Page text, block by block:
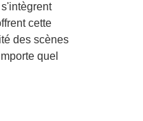
cette
des scènes
quel